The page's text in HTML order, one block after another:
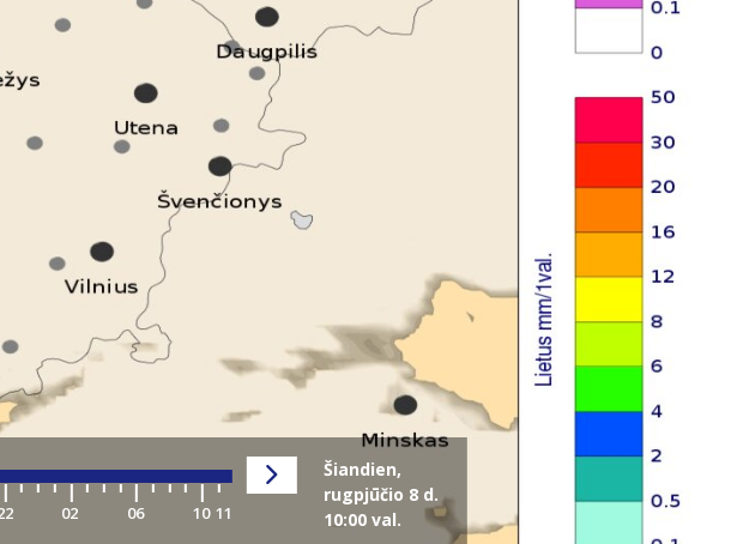
Šiandien,
rugpjūčio 8 d.
10:00 val.